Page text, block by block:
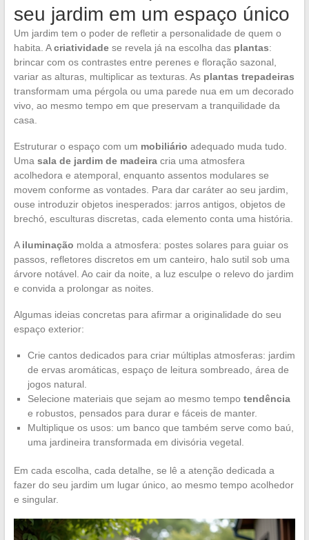
seu jardim em um espaço único
Um jardim tem o poder de refletir a personalidade de quem o
habita. Acriatividadese revela já na escolha das plantas:
brincar com os contrastes entre perenes e floração sazonal,
variar as alturas, multiplicar as texturas. As plantas trepadeiras
transformam uma pérgola ou uma parede nua em um decorado
vivo, ao mesmo tempo em que preservam a tranquilidade da
casa.
Estruturar o espaço com um mobiliário adequado muda tudo.
Uma sala de jardim de madeiracria uma atmosfera
acolhedora e atemporal, enquanto assentos modulares se
movem conforme as vontades. Para dar caráter ao seu jardim,
ouse introduzir objetos inesperados: jarros antigos, objetos de
brechó, esculturas discretas, cada elemento conta uma história.
A iluminação molda a atmosfera: postes solares para guiar os
passos, refletores discretos em um canteiro, halo sutil sob uma
árvore notável. Ao cair da noite, a luz esculpe o relevo do jardim
e convida a prolongar as noites.
Algumas ideias concretas para afirmar a originalidade do seu
espaço exterior:
Crie cantos dedicados para criar múltiplas atmosferas: jardim
de ervas aromáticas, espaço de leitura sombreado, área de
jogos natural.
Selecione materiais que sejam ao mesmo tempo tendência
e robustos, pensados para durar e fáceis de manter.
Multiplique os usos: um banco que também serve como baú,
uma jardineira transformada em divisória vegetal.
Em cada escolha, cada detalhe, se lê a atenção dedicada a
fazer do seu jardim um lugar único, ao mesmo tempo acolhedor
e singular.